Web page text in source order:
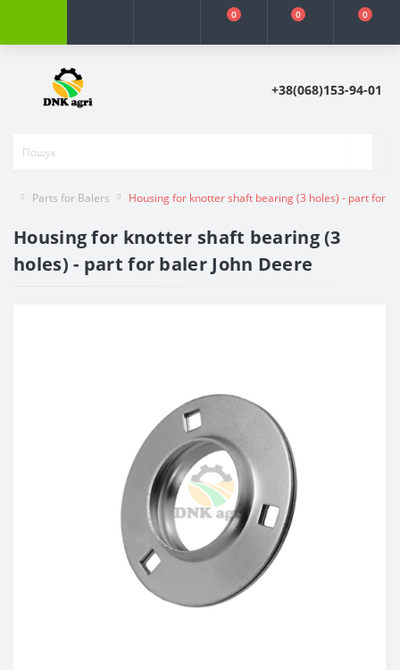
0 0 0
+38(068)153-94-01
Parts for Balers Housing for knotter shaft bearing (3 holes) - part for
Housing for knotter shaft bearing (3
holes) - part for baler John Deere